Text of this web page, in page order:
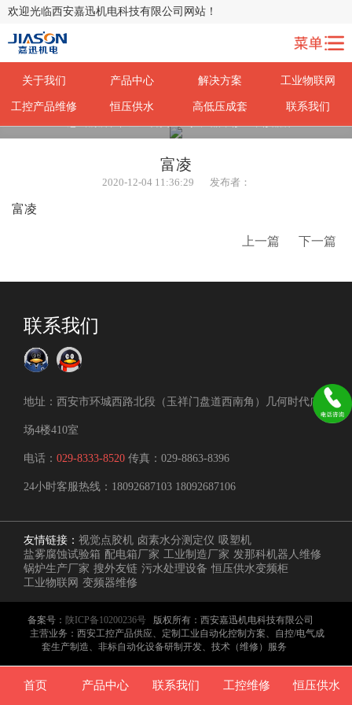
欢迎光临西安嘉迅机电科技有限公司网站！
关于我们 产品中心 解决方案 工业物联网
工控产品维修 恒压供水 高低压成套
联系我们
富凌
2020-12-04 11:36:29 发布者：
富凌
上一篇 下一篇
联系我们
地址：西安市环城西路北段（玉祥门盘道西南角）几何时代广
场4楼410室
电话： 029-8333-8520 传真：029-8863-8396
24小时客服热线： 18092687103 18092687106
友情链接： 视觉点胶机 卤素水分测定仪 吸塑机
盐雾腐蚀试验箱 配电箱厂家 工业制造厂家 发那科机器人维修
锅炉生产厂家 搜外友链 污水处理设备 恒压供水变频柜
工业物联网 变频器维修
备案号： 陕ICP备10200236号版权所有：西安嘉迅机电科技有限公司
主营业务：西安工控产品供应、定制工业自动化控制方案、自控/电气成
套生产制造、非标自动化设备研制开发、技术（维修）服务
首页 产品中心 联系我们 工控维修 恒压供水